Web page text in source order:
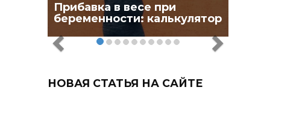
Прибавка в весе при
беременности: калькулятор
НОВАЯ СТАТЬЯ НА САЙТЕ